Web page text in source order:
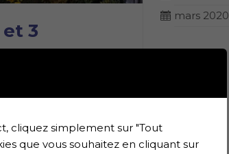
3
extraordinaire de la
qui ne se produit
…Lire la suite
mars 2020
cliquez simplement sur "Tout
que vous souhaitez en cliquant sur